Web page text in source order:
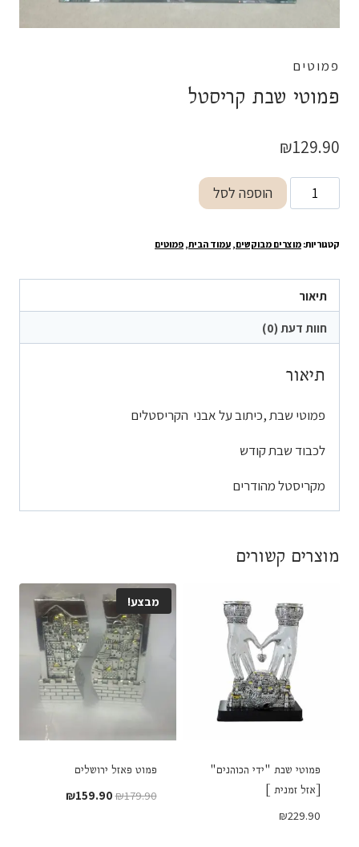
פמוטים
פמוטי שבת קריסטל
₪129.90
כמות
של
שבת
הוספה לסל
קטגוריות: מוצרים מבוקשים, עמוד הבית, פמוטים
תיאור
חוות דעת (0)
תיאור
פמוטי שבת ,כיתוב על אבני הקריסטלים
לכבוד שבת קודש
מקריסטל מהודרים
מוצרים קשורים
פמוטי שבת "ידי הכוהנים"
[אזל זמנית ]
₪229.90
מבצע!
פמוט פאזל ירושלים
₪179.90
המחיר
₪159.90 המחיר